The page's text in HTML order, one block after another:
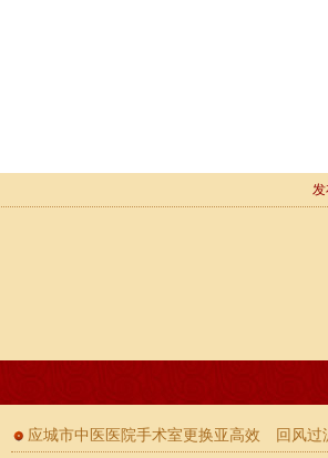
发
应城市中医医院手术室更换亚高效 回风过